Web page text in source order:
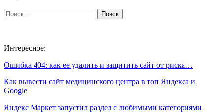
Интересное:
Ошибка 404: как ее удалить и защитить сайт от риска…
Как вывести сайт медицинского центра в топ Яндекса и
Google
Яндекс Маркет запустил раздел с любимыми категориями